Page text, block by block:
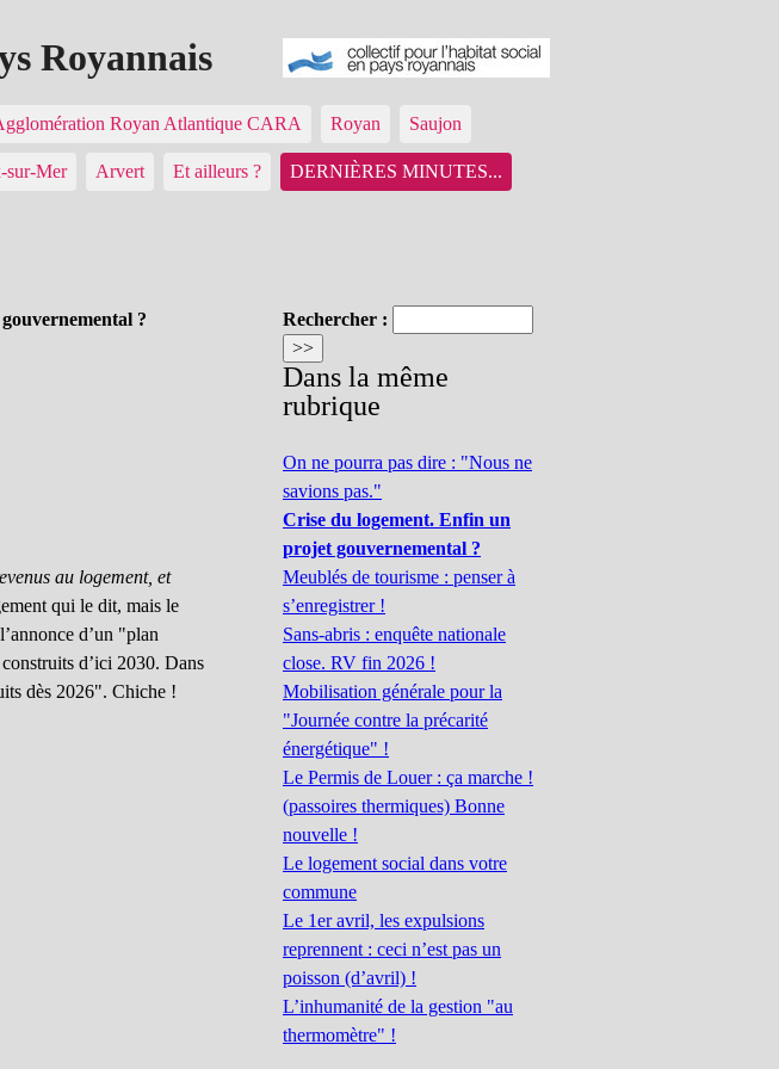
Royannais
Royan Atlantique CARA Royan Saujon
sur-Mer Arvert Et ailleurs ? DERNIÈRES MINUTES...
?
au logement, et
qui le dit, mais le
d’un "plan
d’ici 2030. Dans
dès 2026". Chiche !
Rechercher :
Dans la même
rubrique
On ne pourra pas dire : "Nous ne
savions pas."
Crise du logement. Enfin un
projet gouvernemental ?
Meublés de tourisme : penser à
s’enregistrer !
Sans-abris : enquête nationale
close. RV fin 2026 !
Mobilisation générale pour la
"Journée contre la précarité
énergétique" !
Le Permis de Louer : ça marche !
(passoires thermiques) Bonne
nouvelle !
Le logement social dans votre
commune
Le 1er avril, les expulsions
reprennent : ceci n’est pas un
poisson (d’avril) !
L’inhumanité de la gestion "au
thermomètre" !